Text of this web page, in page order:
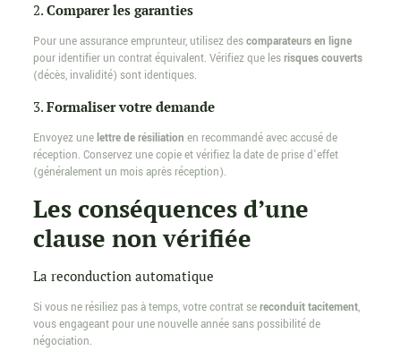
2. Comparer les garanties
Pour une assurance emprunteur, utilisez descomparateurs en ligne
pour identifier un contrat équivalent. Vérifiez que lesrisques couverts
(décès, invalidité) sont identiques.
3. Formaliser votre demande
Envoyez unelettre de résiliation en recommandé avec accusé de
réception. Conservez une copie et vérifiez la date de prise d’effet
(généralement un mois après réception).
Les conséquences d’une
clause non vérifiée
La reconduction automatique
Si vous ne résiliez pas à temps, votre contrat sereconduit tacitement,
vous engageant pour une nouvelle année sans possibilité de
négociation.